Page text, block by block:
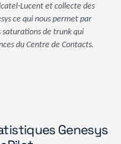
Lucent et collecte des
ce qui nous permet par
saturations de trunk qui
du Centre de Contacts.
Genesys